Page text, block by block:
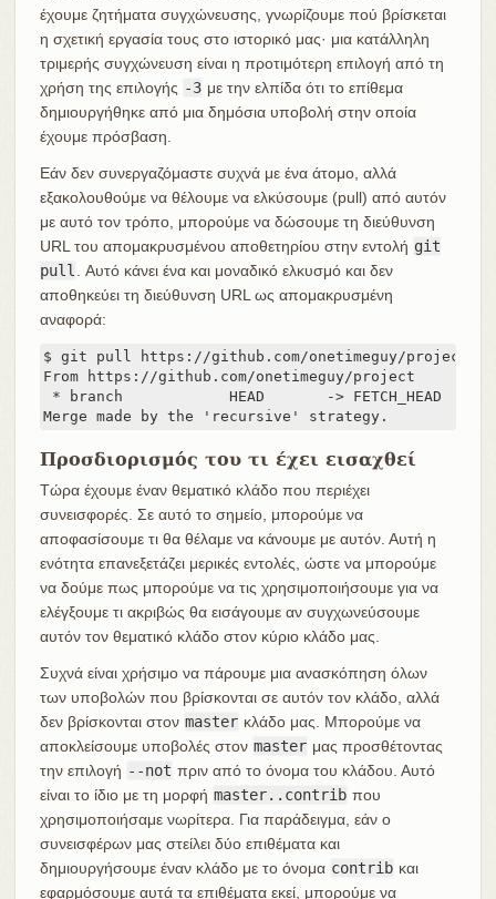
έχουμε ζητήματα συγχώνευσης, γνωρίζουμε πού βρίσκεται
η σχετική εργασία τους στο ιστορικό μας· μια κατάλληλη
τριμερής συγχώνευση είναι η προτιμότερη επιλογή από τη
χρήση της επιλογής -3 με την ελπίδα ότι το επίθεμα
δημιουργήθηκε από μια δημόσια υποβολή στην οποία
έχουμε πρόσβαση.
Εάν δεν συνεργαζόμαστε συχνά με ένα άτομο, αλλά
εξακολουθούμε να θέλουμε να ελκύσουμε (pull) από αυτόν
με αυτό τον τρόπο, μπορούμε να δώσουμε τη διεύθυνση
URL του απομακρυσμένου αποθετηρίου στην εντολή git
pull
. Αυτό κάνει ένα και μοναδικό ελκυσμό και δεν
αποθηκεύει τη διεύθυνση URL ως απομακρυσμένη
αναφορά:
$ git pull https://github.com/onetimeguy/project
From https://github.com/onetimeguy/project
* branch            HEAD       -> FETCH_HEAD
Merge made by the 'recursive' strategy.
Προσδιορισμός του τι έχει εισαχθεί
Τώρα έχουμε έναν θεματικό κλάδο που περιέχει
συνεισφορές. Σε αυτό το σημείο, μπορούμε να
αποφασίσουμε τι θα θέλαμε να κάνουμε με αυτόν. Αυτή η
ενότητα επανεξετάζει μερικές εντολές, ώστε να μπορούμε
να δούμε πως μπορούμε να τις χρησιμοποιήσουμε για να
ελέγξουμε τι ακριβώς θα εισάγουμε αν συγχωνεύσουμε
αυτόν τον θεματικό κλάδο στον κύριο κλάδο μας.
Συχνά είναι χρήσιμο να πάρουμε μια ανασκόπηση όλων
των υποβολών που βρίσκονται σε αυτόν τον κλάδο, αλλά
δεν βρίσκονται στον master κλάδο μας. Μπορούμε να
αποκλείσουμε υποβολές στον master μας προσθέτοντας
την επιλογή --not πριν από το όνομα του κλάδου. Αυτό
είναι το ίδιο με τη μορφή master..contrib που
χρησιμοποιήσαμε νωρίτερα. Για παράδειγμα, εάν ο
συνεισφέρων μας στείλει δύο επιθέματα και
δημιουργήσουμε έναν κλάδο με το όνομα contrib και
εφαρμόσουμε αυτά τα επιθέματα εκεί, μπορούμε να